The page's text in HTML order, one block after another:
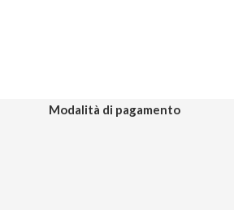
Modalità di pagamento